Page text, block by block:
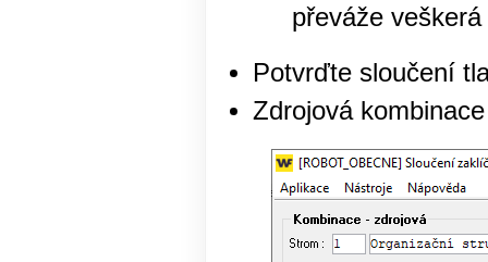
převáže
Potvrďte sloučení
Zdrojová